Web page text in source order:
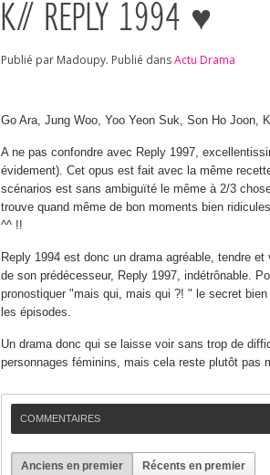
K// REPLY 1994 ♥
Publié par Madoupy. Publié dansActu Drama
Go Ara, Jung Woo, Yoo Yeon Suk, Son Ho Joon,
A ne pas confondre avec Reply 1997,
évidement). Cet opus est fait avec la même
scénarios est sans ambiguïté le même à 2/3
trouve quand même de bon moments bien
^^ !!
Reply 1994 est donc un drama agréable, tendre
de son prédécesseur, Reply 1997, indétrônable.
pronostiquer "mais qui, mais qui ?! " le secret
les épisodes.
Un drama donc qui se laisse voir sans trop de
personnages féminins, mais cela reste plutôt pas
COMMENTAIRES
Anciens en premier Récents en premier